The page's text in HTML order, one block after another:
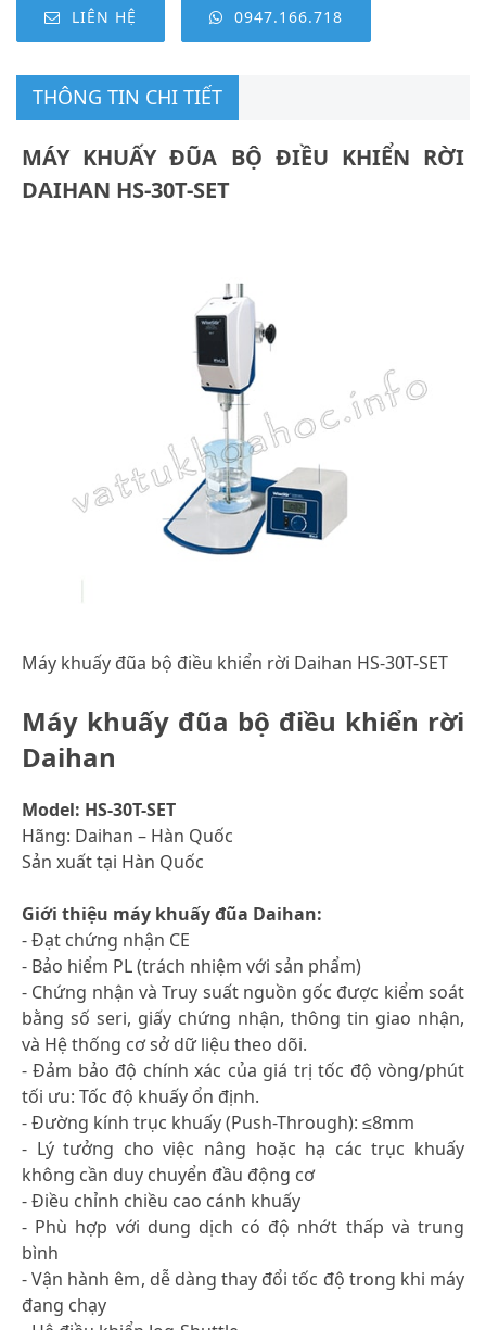
LIÊN HỆ 0947.166.718
THÔNG TIN CHI TIẾT
MÁY KHUẤY ĐŨA BỘ ĐIỀU KHIỂN RỜI
DAIHAN HS-30T-SET
Máy khuấy đũa bộ điều khiển rời Daihan HS-30T-SET
Máy khuấy đũa bộ điều khiển rời
Daihan
Model: HS-30T-SET
Hãng: Daihan – Hàn Quốc
Sản xuất tại Hàn Quốc
Giới thiệu máy khuấy đũa Daihan:
- Đạt chứng nhận CE
- Bảo hiểm PL (trách nhiệm với sản phẩm)
- Chứng nhận và Truy suất nguồn gốc được kiểm soát
bằng số seri, giấy chứng nhận, thông tin giao nhận,
và Hệ thống cơ sở dữ liệu theo dõi.
- Đảm bảo độ chính xác của giá trị tốc độ vòng/phút
tối ưu: Tốc độ khuấy ổn định.
- Đường kính trục khuấy (Push-Through): ≤8mm
- Lý tưởng cho việc nâng hoặc hạ các trục khuấy
không cần duy chuyển đầu động cơ
- Điều chỉnh chiều cao cánh khuấy
- Phù hợp với dung dịch có độ nhớt thấp và trung
bình
- Vận hành êm, dễ dàng thay đổi tốc độ trong khi máy
đang chạy